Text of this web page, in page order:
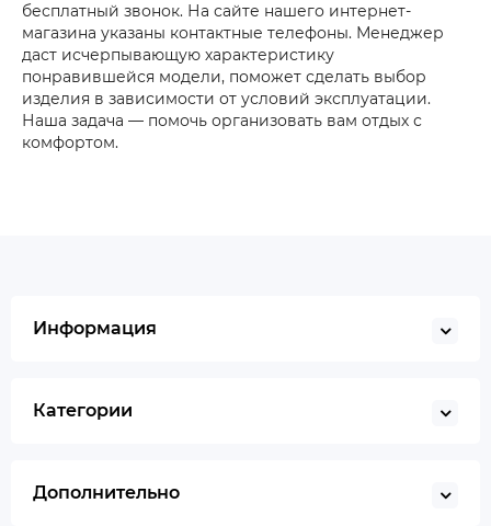
бесплатный звонок. На сайте нашего интернет-
магазина указаны контактные телефоны. Менеджер
даст исчерпывающую характеристику
понравившейся модели, поможет сделать выбор
изделия в зависимости от условий эксплуатации.
Наша задача — помочь организовать вам отдых с
комфортом.
Информация
Категории
Дополнительно